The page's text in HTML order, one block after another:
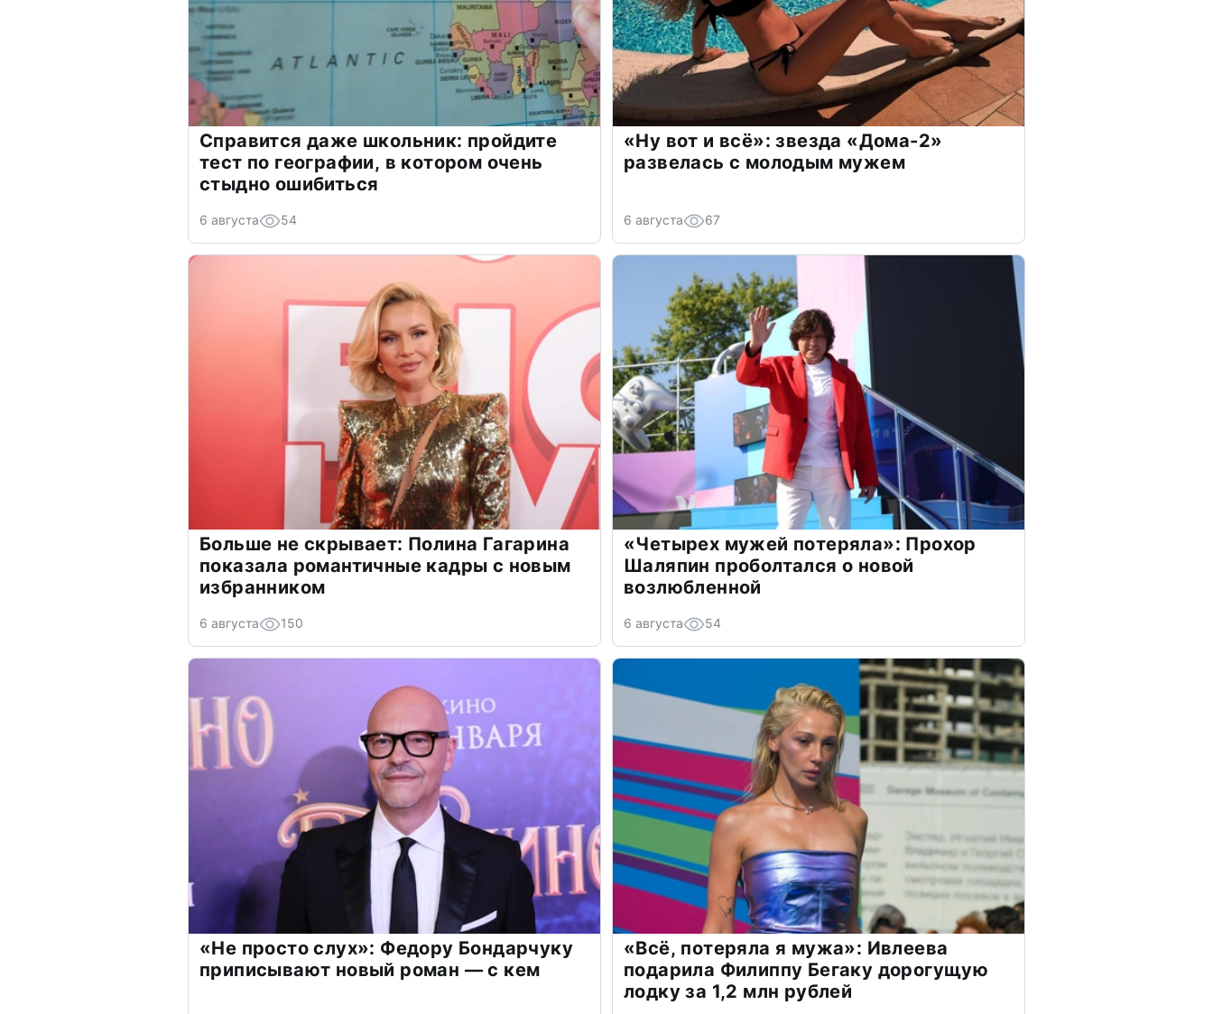
Справится даже школьник: пройдите
тест по географии, в котором очень
стыдно ошибиться
6 августа 54
«Ну вот и всё»: звезда «Дома-2»
развелась с молодым мужем
6 августа 67
Больше не скрывает: Полина Гагарина
показала романтичные кадры с новым
избранником
6 августа 150
«Четырех мужей потеряла»: Прохор
Шаляпин проболтался о новой
возлюбленной
6 августа 54
«Не просто слух»: Федору Бондарчуку
приписывают новый роман — с кем
«Всё, потеряла я мужа»: Ивлеева
подарила Филиппу Бегаку дорогущую
лодку за 1,2 млн рублей